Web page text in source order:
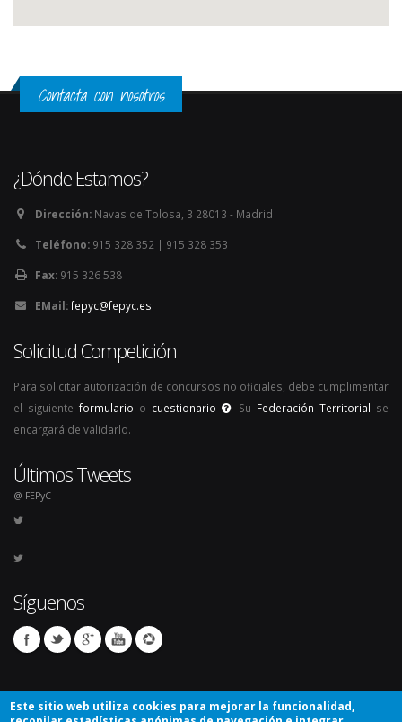
Contacta con nosotros
¿Dónde Estamos?
Dirección: Navas de Tolosa, 3 28013 - Madrid
Teléfono: 915 328 352 | 915 328 353
Fax: 915 326 538
EMail:fepyc@fepyc.es
Solicitud Competición
Para solicitar autorización de concursos no oficiales, debe cumplimentar
el siguiente formulario o cuestionario . Su Federación Territorial se
encargará de validarlo.
Últimos Tweets
@ FEPyC
Síguenos
Este sitio web utiliza cookies para mejorar la funcionalidad,